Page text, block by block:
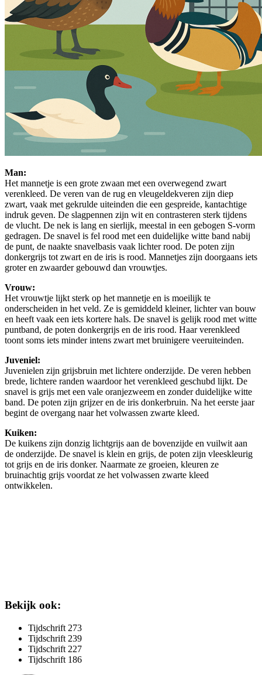
Man:
Het mannetje is een grote zwaan met een overwegend zwart
verenkleed. De veren van de rug en vleugeldekveren zijn diep
zwart, vaak met gekrulde uiteinden die een gespreide, kantachtige
indruk geven. De slagpennen zijn wit en contrasteren sterk tijdens
de vlucht. De nek is lang en sierlijk, meestal in een gebogen S-vorm
gedragen. De snavel is fel rood met een duidelijke witte band nabij
de punt, de naakte snavelbasis vaak lichter rood. De poten zijn
donkergrijs tot zwart en de iris is rood. Mannetjes zijn doorgaans iets
groter en zwaarder gebouwd dan vrouwtjes.
Vrouw:
Het vrouwtje lijkt sterk op het mannetje en is moeilijk te
onderscheiden in het veld. Ze is gemiddeld kleiner, lichter van bouw
en heeft vaak een iets kortere hals. De snavel is gelijk rood met witte
puntband, de poten donkergrijs en de iris rood. Haar verenkleed
toont soms iets minder intens zwart met bruinigere veeruiteinden.
Juveniel:
Juvenielen zijn grijsbruin met lichtere onderzijde. De veren hebben
brede, lichtere randen waardoor het verenkleed geschubd lijkt. De
snavel is grijs met een vale oranjezweem en zonder duidelijke witte
band. De poten zijn grijzer en de iris donkerbruin. Na het eerste jaar
begint de overgang naar het volwassen zwarte kleed.
Kuiken:
De kuikens zijn donzig lichtgrijs aan de bovenzijde en vuilwit aan
de onderzijde. De snavel is klein en grijs, de poten zijn vleeskleurig
tot grijs en de iris donker. Naarmate ze groeien, kleuren ze
bruinachtig grijs voordat ze het volwassen zwarte kleed
ontwikkelen.
Bekijk ook:
Tijdschrift 273
Tijdschrift 239
Tijdschrift 227
Tijdschrift 186